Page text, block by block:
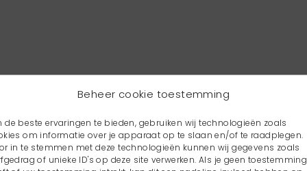
Beheer cookie toestemming
de beste ervaringen te bieden, gebruiken wij technologieën zoals
om informatie over je apparaat op te slaan en/of te raadplegen.
in te stemmen met deze technologieën kunnen wij gegevens zoals
of unieke ID's op deze site verwerken. Als je geen toestemming